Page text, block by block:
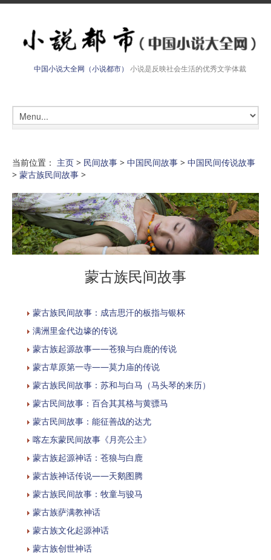
中国小说大全网（小说都市） 小说是反映社会生活的优秀文学体裁
当前位置： 主页 > 民间故事 > 中国民间故事 > 中国民间传说故事
> 蒙古族民间故事 >
蒙古族民间故事
蒙古族民间故事：成吉思汗的板指与银杯
满洲里金代边壕的传说
蒙古族起源故事——苍狼与白鹿的传说
蒙古草原第一寺——莫力庙的传说
蒙古族民间故事：苏和与白马（马头琴的来历）
蒙古民间故事：百合其其格与黄骠马
蒙古民间故事：能征善战的达尤
喀左东蒙民间故事《月亮公主》
蒙古族起源神话：苍狼与白鹿
蒙古族神话传说——天鹅图腾
蒙古族民间故事：牧童与骏马
蒙古族萨满教神话
蒙古族文化起源神话
蒙古族创世神话